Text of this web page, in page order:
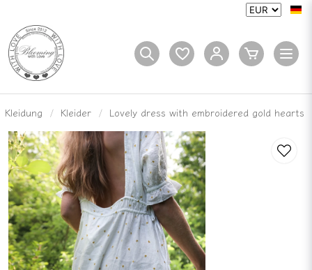
Kleidung Kleider Lovely dress with embroidered gold hearts